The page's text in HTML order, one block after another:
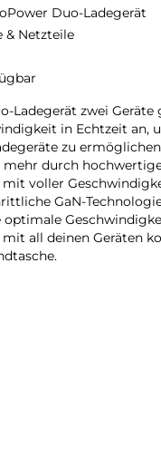
Duo-Ladegerät
& Netzteile
Ladegerät zwei
in Echtzeit an,
zu
durch
voller
GaN-
all deinen Geräten